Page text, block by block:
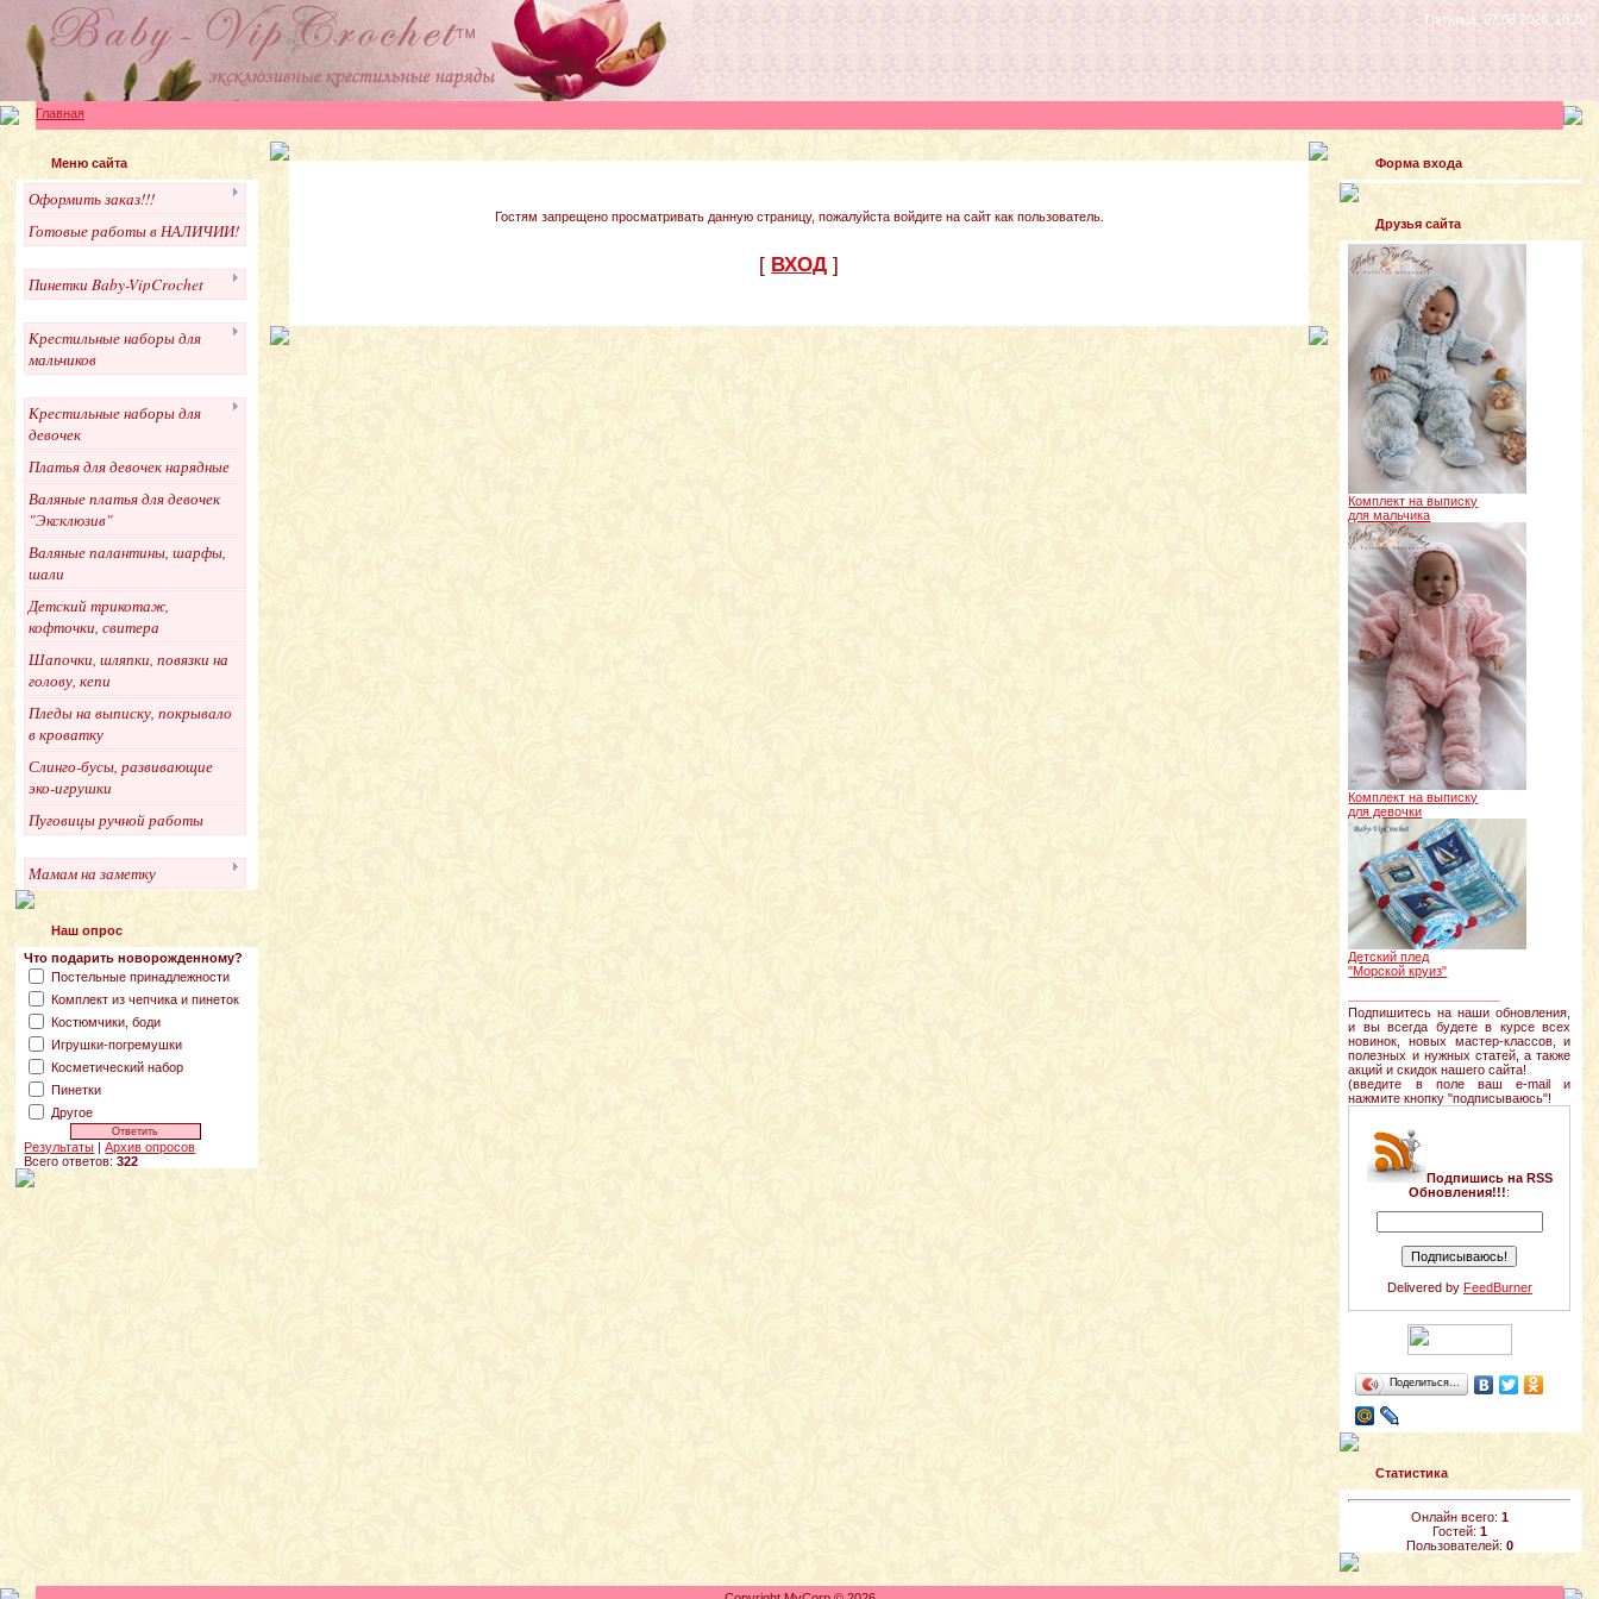
Пятница, 07.08.2026, 16:20
Главная
Меню сайта
Оформить заказ!!!
Готовые работы в НАЛИЧИИ!
Пинетки Baby-VipCrochet
Крестильные наборы для
мальчиков
Крестильные наборы для
девочек
Платья для девочек нарядные
Валяные платья для девочек
"Эксклюзив"
Валяные палантины, шарфы,
шали
Детский трикотаж,
кофточки, свитера
Шапочки, шляпки, повязки на
голову, кепи
Пледы на выписку, покрывало
в кроватку
Слинго-бусы, развивающие
эко-игрушки
Пуговицы ручной работы
Мамам на заметку
Наш опрос
Что подарить новорожденному?
Постельные принадлежности
Комплект из чепчика и пинеток
Костюмчики, боди
Игрушки-погремушки
Косметический набор
Пинетки
Другое
Результаты |Архив опросов
Всего ответов:322
Гостям запрещено просматривать данную страницу, пожалуйста войдите на сайт как пользователь.
[ ВХОД ]
Форма входа
Друзья сайта
Комплект на выписку
для мальчика
Комплект на выписку
для девочки
Детский плед
"Морской круиз"
Подпишитесь на наши обновления,
и вы всегда будете в курсе всех
новинок, новых мастер-классов, и
полезных и нужных статей, а также
акций и скидок нашего сайта!
(введите в поле ваш e-mail и
нажмите кнопку "подписываюсь"!
Подпишись на RSS
Обновления!!!:
Delivered by FeedBurner
Поделиться…
Статистика
Онлайн всего: 1
Гостей: 1
Пользователей: 0